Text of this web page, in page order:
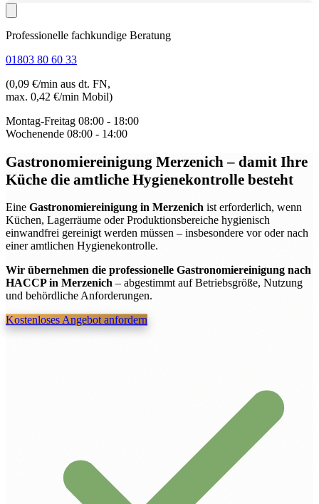
Professionelle fachkundige Beratung
01803 80 60 33
(0,09 €/min aus dt. FN,
max. 0,42 €/min Mobil)
Montag-Freitag 08:00 - 18:00
Wochenende 08:00 - 14:00
Gastronomiereinigung Merzenich– damit Ihre
Küche die amtliche Hygienekontrolle besteht
Eine Gastronomiereinigung in Merzenich ist erforderlich, wenn
Küchen, Lagerräume oder Produktionsbereiche hygienisch
einwandfrei gereinigt werden müssen – insbesondere vor oder nach
einer amtlichen Hygienekontrolle.
Wir übernehmen die professionelle Gastronomiereinigung nach
HACCP in Merzenich – abgestimmt auf Betriebsgröße, Nutzung
und behördliche Anforderungen.
Kostenloses Angebot anfordern